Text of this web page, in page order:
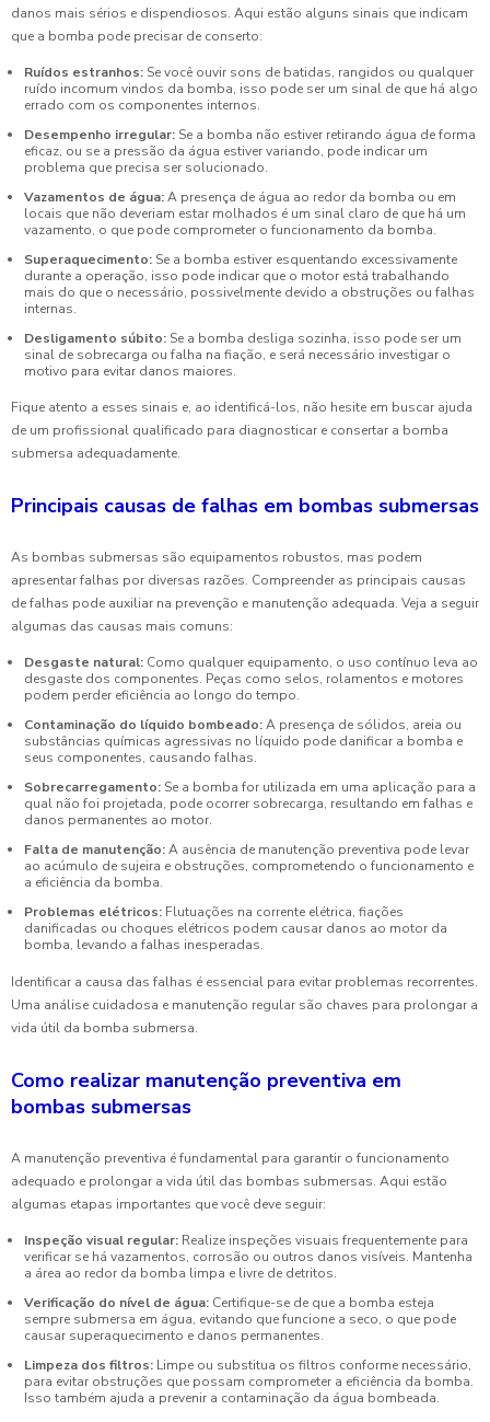
danos mais sérios e dispendiosos. Aqui estão alguns sinais que indicam
que a bomba pode precisar de conserto:
Ruídos estranhos: Se você ouvir sons de batidas, rangidos ou qualquer
ruído incomum vindos da bomba, isso pode ser um sinal de que há algo
errado com os componentes internos.
Desempenho irregular: Se a bomba não estiver retirando água de forma
eficaz, ou se a pressão da água estiver variando, pode indicar um
problema que precisa ser solucionado.
Vazamentos de água:A presença de água ao redor da bomba ou em
locais que não deveriam estar molhados é um sinal claro de que há um
vazamento, o que pode comprometer o funcionamento da bomba.
Superaquecimento: Se a bomba estiver esquentando excessivamente
durante a operação, isso pode indicar que o motor está trabalhando
mais do que o necessário, possivelmente devido a obstruções ou falhas
internas.
Desligamento súbito: Se a bomba desliga sozinha, isso pode ser um
sinal de sobrecarga ou falha na fiação, e será necessário investigar o
motivo para evitar danos maiores.
Fique atento a esses sinais e, ao identificá-los, não hesite em buscar ajuda
de um profissional qualificado para diagnosticar e consertar a bomba
submersa adequadamente.
Principais causas de falhas em bombas submersas
As bombas submersas são equipamentos robustos, mas podem
apresentar falhas por diversas razões. Compreender as principais causas
de falhas pode auxiliar na prevenção e manutenção adequada. Veja a seguir
algumas das causas mais comuns:
Desgaste natural: Como qualquer equipamento, o uso contínuo leva ao
desgaste dos componentes. Peças como selos, rolamentos e motores
podem perder eficiência ao longo do tempo.
Contaminação do líquido bombeado:A presença de sólidos, areia ou
substâncias químicas agressivas no líquido pode danificar a bomba e
seus componentes, causando falhas.
Sobrecarregamento: Se a bomba for utilizada em uma aplicação para a
qual não foi projetada, pode ocorrer sobrecarga, resultando em falhas e
danos permanentes ao motor.
Falta de manutenção:A ausência de manutenção preventiva pode levar
ao acúmulo de sujeira e obstruções, comprometendo o funcionamento e
a eficiência da bomba.
Problemas elétricos: Flutuações na corrente elétrica, fiações
danificadas ou choques elétricos podem causar danos ao motor da
bomba, levando a falhas inesperadas.
Identificar a causa das falhas é essencial para evitar problemas recorrentes.
Uma análise cuidadosa e manutenção regular são chaves para prolongar a
vida útil da bomba submersa.
Como realizar manutenção preventiva em
bombas submersas
A manutenção preventiva é fundamental para garantir o funcionamento
adequado e prolongar a vida útil das bombas submersas. Aqui estão
algumas etapas importantes que você deve seguir:
Inspeção visual regular: Realize inspeções visuais frequentemente para
verificar se há vazamentos, corrosão ou outros danos visíveis. Mantenha
a área ao redor da bomba limpa e livre de detritos.
Verificação do nível de água: Certifique-se de que a bomba esteja
sempre submersa em água, evitando que funcione a seco, o que pode
causar superaquecimento e danos permanentes.
Limpeza dos filtros: Limpe ou substitua os filtros conforme necessário,
para evitar obstruções que possam comprometer a eficiência da bomba.
Isso também ajuda a prevenir a contaminação da água bombeada.